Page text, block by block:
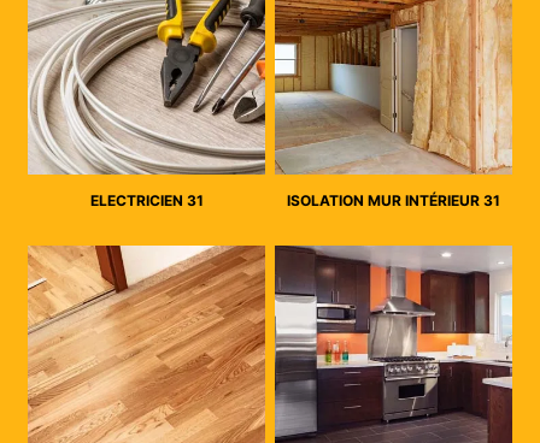
ELECTRICIEN 31 ISOLATION MUR INTÉRIEUR 31